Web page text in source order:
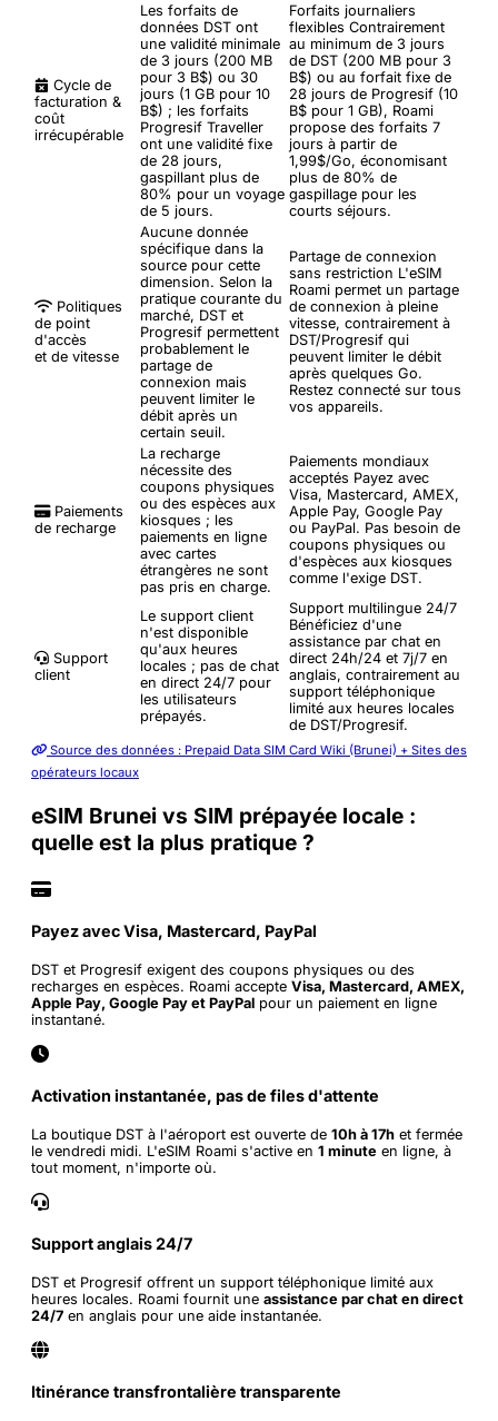
Cycle de
facturation &
coût
irrécupérable
Les forfaits de
données DST ont
une validité minimale
de 3 jours (200 MB
pour 3 B$) ou 30
jours (1 GB pour 10
B$) ; les forfaits
Progresif Traveller
ont une validité fixe
de 28 jours,
gaspillant plus de
80% pour un voyage
de 5 jours.
Forfaits journaliers
flexibles Contrairement
au minimum de 3 jours
de DST (200 MB pour 3
B$) ou au forfait fixe de
28 jours de Progresif (10
B$ pour 1 GB), Roami
propose des forfaits 7
jours à partir de
1,99$/Go, économisant
plus de 80% de
gaspillage pour les
courts séjours.
Politiques
de point
d'accès
et de vitesse
Aucune donnée
spécifique dans la
source pour cette
dimension. Selon la
pratique courante du
marché, DST et
Progresif permettent
probablement le
partage de
connexion mais
peuvent limiter le
débit après un
certain seuil.
Partage de connexion
sans restriction L'eSIM
Roami permet un partage
de connexion à pleine
vitesse, contrairement à
DST/Progresif qui
peuvent limiter le débit
après quelques Go.
Restez connecté sur tous
vos appareils.
Paiements
de recharge
La recharge
nécessite des
coupons physiques
ou des espèces aux
kiosques ; les
paiements en ligne
avec cartes
étrangères ne sont
pas pris en charge.
Paiements mondiaux
acceptés Payez avec
Visa, Mastercard, AMEX,
Apple Pay, Google Pay
ou PayPal. Pas besoin de
coupons physiques ou
d'espèces aux kiosques
comme l'exige DST.
Support
client
Le support client
n'est disponible
qu'aux heures
locales ; pas de chat
en direct 24/7 pour
les utilisateurs
prépayés.
Support multilingue 24/7
Bénéficiez d'une
assistance par chat en
direct 24h/24 et 7j/7 en
anglais, contrairement au
support téléphonique
limité aux heures locales
de DST/Progresif.
Source des données : Prepaid Data SIM Card Wiki (Brunei) + Sites des
opérateurs locaux
eSIM Brunei vs SIM prépayée locale :
quelle est la plus pratique ?
Payez avec Visa, Mastercard, PayPal
DST et Progresif exigent des coupons physiques ou des
recharges en espèces. Roami accepte Visa, Mastercard, AMEX,
Apple Pay, Google Pay et PayPal pour un paiement en ligne
instantané.
Activation instantanée, pas de files d'attente
La boutique DST à l'aéroport est ouverte de 10h à 17h et fermée
le vendredi midi. L'eSIM Roami s'active en 1 minute en ligne, à
tout moment, n'importe où.
Support anglais 24/7
DST et Progresif offrent un support téléphonique limité aux
heures locales. Roami fournit une assistance par chat en direct
24/7 en anglais pour une aide instantanée.
Itinérance transfrontalière transparente